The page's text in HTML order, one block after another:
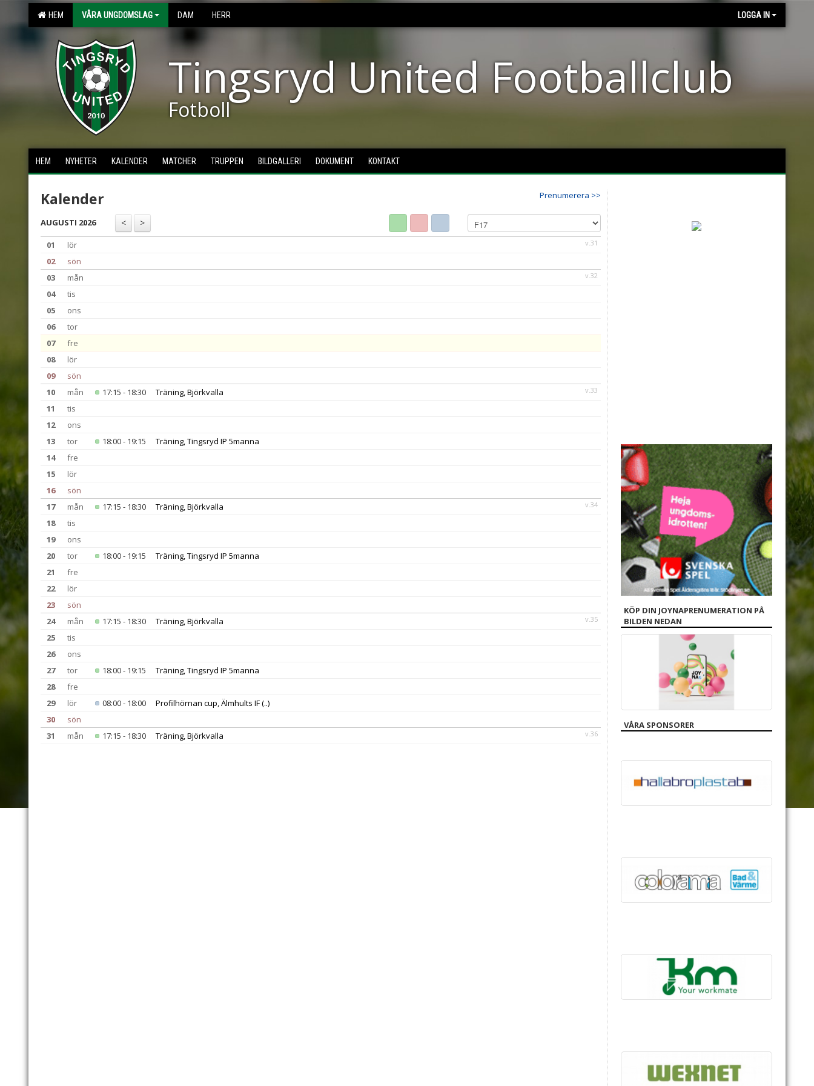
HEM VÅRA UNGDOMSLAG DAM HERR LOGGA IN
Tingsryd United Footballclub
Fotboll
HEM NYHETER KALENDER MATCHER TRUPPEN BILDGALLERI DOKUMENT KONTAKT
Prenumerera >>
Kalender
AUGUSTI 2026
v.31
01
lör
02
sön
v.32
03
mån
04
tis
05
ons
06
tor
07
fre
08
lör
09
sön
v.33
10 mån 17:15 - 18:30
Träning, Björkvalla
11
tis
12
ons
13
tor 18:00 - 19:15
Träning, Tingsryd IP 5manna
14
fre
15
lör
16
sön
v.34
17 mån 17:15 - 18:30
Träning, Björkvalla
18
tis
19
ons
20
tor 18:00 - 19:15
Träning, Tingsryd IP 5manna
21
fre
22
lör
23
sön
v.35
24 mån 17:15 - 18:30
Träning, Björkvalla
25
tis
26
ons
27
tor 18:00 - 19:15
Träning, Tingsryd IP 5manna
28
fre
29
lör 08:00 - 18:00 Profilhörnan cup, Älmhults IF(..)
30
sön
v.36
31 mån 17:15 - 18:30 Träning, Björkvalla
KÖP DIN JOYNAPRENUMERATION PÅ
BILDEN NEDAN
VÅRA SPONSORER